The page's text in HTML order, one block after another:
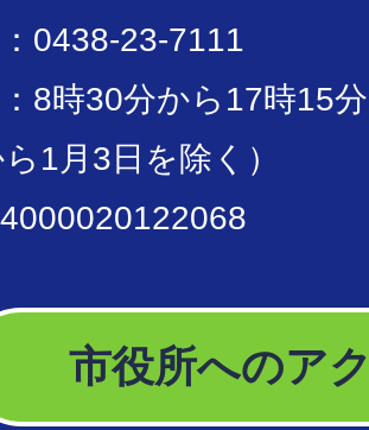
0438-23-7111
8時30分から17時15
1月3日を除く）
市役所へのア